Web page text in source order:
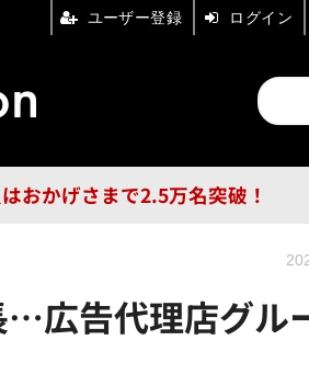
おかげさまで2.5万名突破！
ブランドチャンネル
フォーエム その他
広告代理店グル
ユーザー登録 ログイン